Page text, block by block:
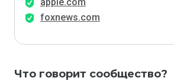
foxnews.com
Что говорит сообщество?